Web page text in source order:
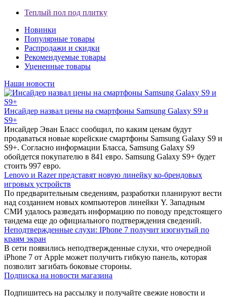
Теплый пол под плитку
Новинки
Популярные товары
Распродажи и скидки
Рекомендуемые товары
Уцененные товары
Наши новости
Инсайдер назвал цены на смартфоны Samsung Galaxy S9 и
S9+
Инсайдер Эван Бласс сообщил, по каким ценам будут
продаваться новые корейские смартфоны Samsung Galaxy S9 и
S9+. Согласно информации Бласса, Samsung Galaxy S9
обойдется покупателю в 841 евро. Samsung Galaxy S9+ будет
стоить 997 евро.
Lenovo и Razer представят новую линейку ко-брендовых
игровых устройств
По предварительным сведениям, разработки планируют вести
над созданием новых компьютеров линейки Y. Западным
СМИ удалось разведать информацию по поводу предстоящего
тандема еще до официального подтверждения сведений.
Неподтвержденные слухи: IPhone 7 получит изогнутый по
краям экран
В сети появились неподтвержденные слухи, что очередной
iPhone 7 от Apple может получить гибкую панель, которая
позволит загибать боковые стороны.
Подписка на новости магазина
Подпишитесь на рассылку и получайте свежие новости и